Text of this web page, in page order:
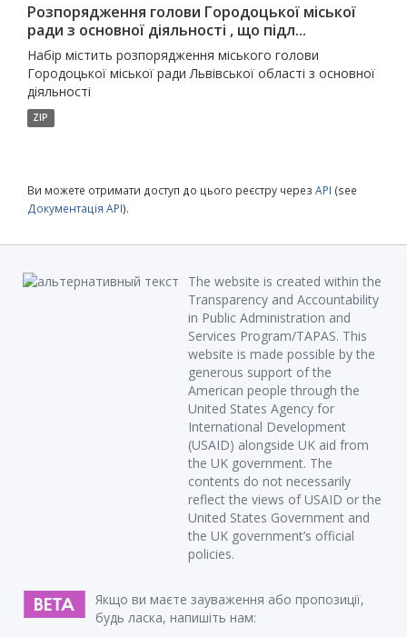
Розпорядження голови Городоцької міської
ради з основної діяльності , що підл...
Набір містить розпорядження міського голови
Городоцької міської ради Львівської області з основної
діяльності
ZIP
Ви можете отримати доступ до цього реєстру через API (see
Документація API).
The website is created within the
Transparency and Accountability
in Public Administration and
Services Program/TAPAS. This
website is made possible by the
generous support of the
American people through the
United States Agency for
International Development
(USAID) alongside UK aid from
the UK government. The
contents do not necessarily
reflect the views of USAID or the
United States Government and
the UK government’s official
policies.
Якщо ви маєте зауваження або пропозиції,
будь ласка, напишіть нам: